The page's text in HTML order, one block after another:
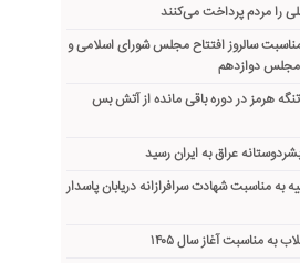
را مردم پرداخت می‌کنند
مناسبت سالروز افتتاح مجلس شورای اسلامی و
مجلس دوازدهم
تنگه هرمز در دوره باقی مانده از آتش بس
به مناسبت شهادت سرافرازانه دریابان پاسدار
به مناسبت آغاز سال ۱۴۰۵